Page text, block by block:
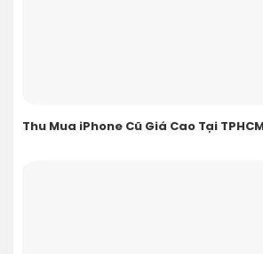
Thu Mua iPhone Cũ Giá Cao Tại TPHCM